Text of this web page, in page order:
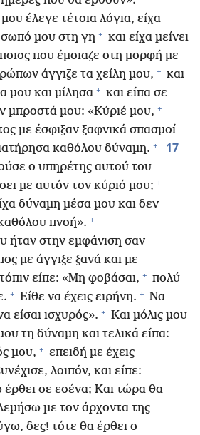
έλεγε τέτοια λόγια, είχα
μου στη γη + και είχα μείνει
που έμοιαζε στη μορφή με
άγγιζε τα χείλη μου, + και
μου και μίλησα + και είπα σε
μπροστά μου: «Κύριέ μου, +
με έσφιξαν ξαφνικά σπασμοί
καθόλου δύναμη. + 17
ο υπηρέτης αυτού του
με αυτόν τον κύριό μου; +
δύναμη μέσα μου και δεν
πνοή». +
ήταν στην εμφάνιση σαν
με άγγιξε ξανά και με
είπε: «Μη φοβάσαι, + πολύ
+ Είθε να έχεις ειρήνη. + Να
είσαι ισχυρός». + Και μόλις μου
τη δύναμη και τελικά είπα:
μου, + επειδή με έχεις
λοιπόν, και είπε:
έρθει σε εσένα; Και τώρα θα
με τον άρχοντα της
δες! τότε θα έρθει ο